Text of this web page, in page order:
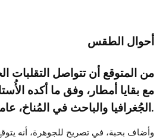
أحوال الطقس
من المتوقع أن تتواصل التقلبات
مع بقايا أمطار، وفق ما أكده
الجُغرافيا والباحث في المُناخ، عامر بحبة.
وأضاف بحبة، في تصريح للجوهرة، أنه